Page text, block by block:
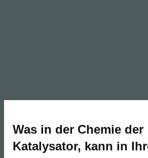
Was in der Chemie der
Katalysator, kann in